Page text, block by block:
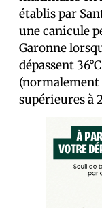
établis par
une canicule
Garonne
dépassent
supérieures à